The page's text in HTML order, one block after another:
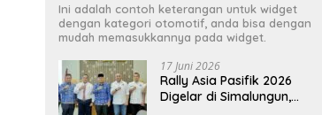
Ini adalah contoh keterangan untuk widget
dengan kategori otomotif, anda bisa dengan
mudah memasukkannya pada widget.
17 Juni 2026
Rally Asia Pasifik 2026
Digelar di Simalungun,